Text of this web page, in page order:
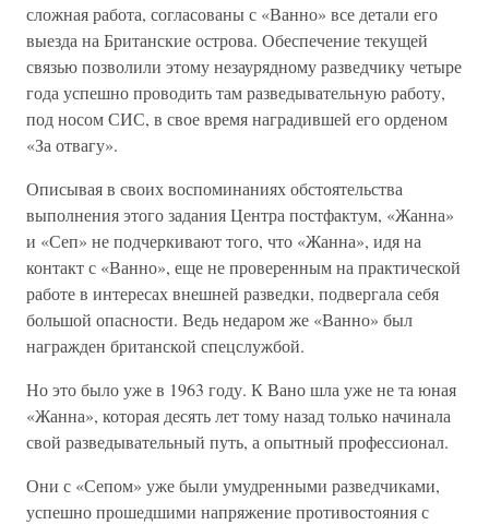
сложная работа, согласованы с «Ванно» все детали его
выезда на Британские острова. Обеспечение текущей
связью позволили этому незаурядному разведчику четыре
года успешно проводить там разведывательную работу,
под носом СИС, в свое время наградившей его орденом
«За отвагу».
Описывая в своих воспоминаниях обстоятельства
выполнения этого задания Центра постфактум, «Жанна»
и «Сеп» не подчеркивают того, что «Жанна», идя на
контакт с «Ванно», еще не проверенным на практической
работе в интересах внешней разведки, подвергала себя
большой опасности. Ведь недаром же «Ванно» был
награжден британской спецслужбой.
Но это было уже в 1963 году. К Вано шла уже не та юная
«Жанна», которая десять лет тому назад только начинала
свой разведывательный путь, а опытный профессионал.
Они с «Сепом» уже были умудренными разведчиками,
успешно прошедшими напряжение противостояния с